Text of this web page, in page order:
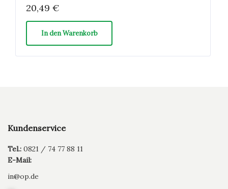
20,49 €
In den Warenkorb
Kundenservice
Tel.: 0821 / 74 77 88 11
E-Mail:
in@op.de